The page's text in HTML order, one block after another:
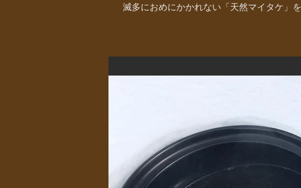
滅多におめにかかれない「天然マイタケ」